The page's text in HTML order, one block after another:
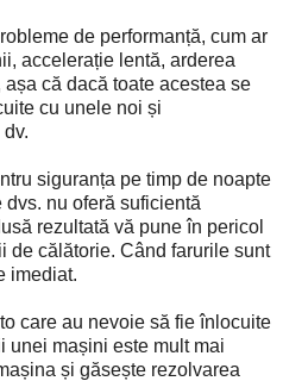
de performanță, cum ar
accelerație lentă, arderea
că dacă toate acestea se
cu unele noi și
siguranța pe timp de noapte
nu oferă suficientă
rezultată vă pune în pericol
de călătorie. Când farurile sunt
imediat.
care au nevoie să fie înlocuite
unei mașini este mult mai
și găsește rezolvarea